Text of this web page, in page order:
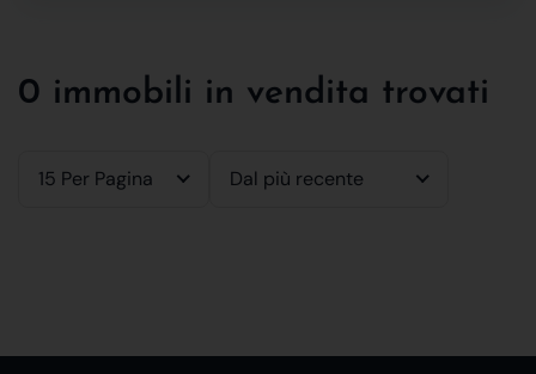
0 immobili in vendita trovati
15 Per Pagina Dal più recente